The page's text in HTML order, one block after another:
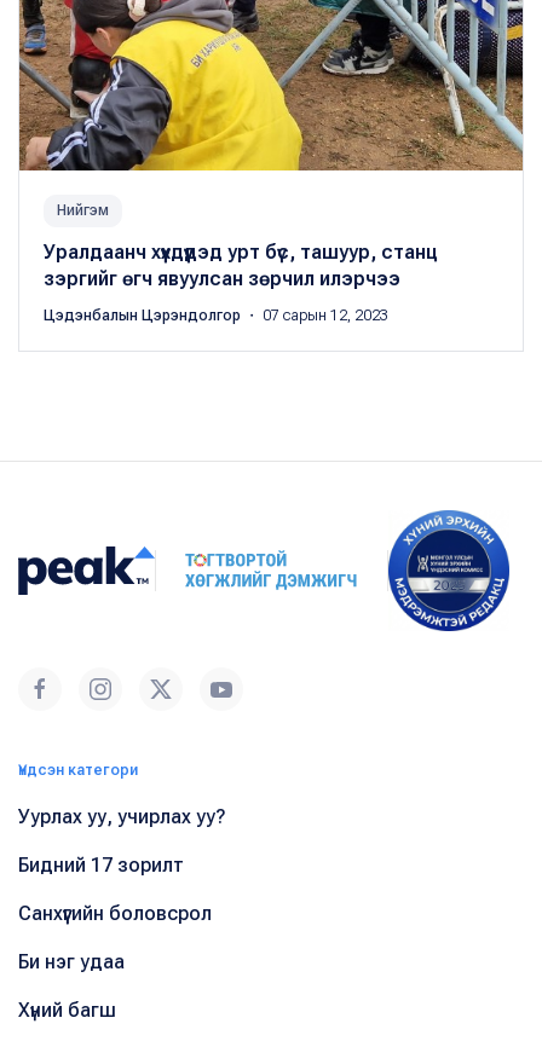
Нийгэм
Уралдаанч хүүхдүүдэд урт бүс, ташуур, станц
зэргийг өгч явуулсан зөрчил илэрчээ
Цэдэнбалын Цэрэндолгор ・ 07 сарын 12, 2023
Үндсэн категори
Уурлах уу, учирлах уу?
Бидний 17 зорилт
Санхүүгийн боловсрол
Би нэг удаа
Хүний багш